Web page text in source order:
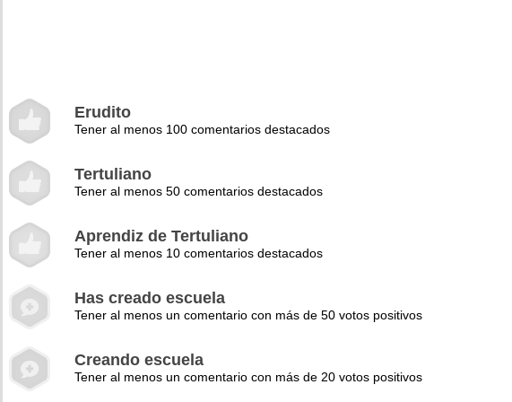
Erudito
Tener al menos 100 comentarios destacados
Tertuliano
Tener al menos 50 comentarios destacados
Aprendiz de Tertuliano
Tener al menos 10 comentarios destacados
Has creado escuela
Tener al menos un comentario con más de 50 votos positivos
Creando escuela
Tener al menos un comentario con más de 20 votos positivos